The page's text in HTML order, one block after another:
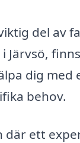
del av
dig med
behov.
ett